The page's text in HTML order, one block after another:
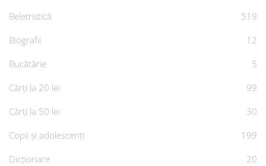
Beletristică
519
Biografii
12
Bucătărie
5
Cărți la 20 lei
99
Cărți la 50 lei
30
Copii și adolescenți
199
Dicționare
20